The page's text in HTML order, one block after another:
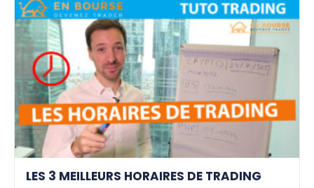
LES 3 MEILLEURS HORAIRES DE TRADING